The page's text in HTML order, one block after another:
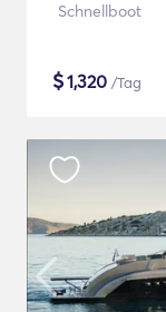
Schnellboot
$1,320 /Tag